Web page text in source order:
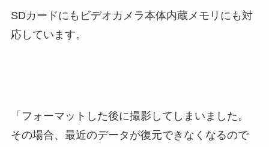
SDカードにもビデオカメラ本体内蔵メモリにも対
応しています。
「フォーマットした後に撮影してしまいました。
その場合、最近のデータが復元できなくなるので